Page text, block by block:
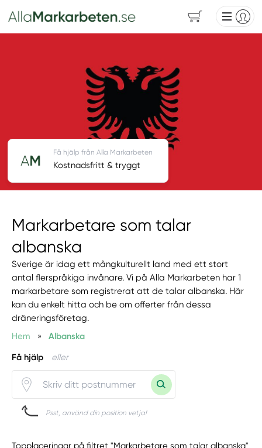
Markarbetare som talar
albanska
Sverige är idag ett mångkulturellt land med ett stort
antal flerspråkiga invånare. Vi på Alla Markarbeten har 1
markarbetare som registrerat att de talar albanska. Här
kan du enkelt hitta och be om offerter från dessa
dräneringsföretag.
Hem
» Albanska
Få hjälp eller
Psst, använd din position vetja!
Få hjälp från Alla Markarbeten
Kostnadsfritt & tryggt
Topplaceringar på filtret "Markarbetare som talar albanska"